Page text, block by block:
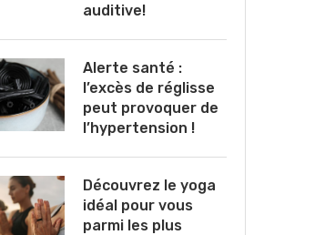
auditive!
Alerte santé :
l’excès de réglisse
peut provoquer de
l’hypertension !
Découvrez le yoga
idéal pour vous
parmi les plus